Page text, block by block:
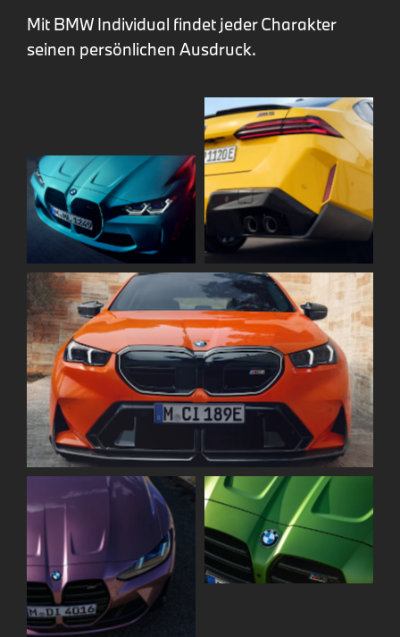
Mit BMW Individual findet jeder Charakter
seinen persönlichen Ausdruck.